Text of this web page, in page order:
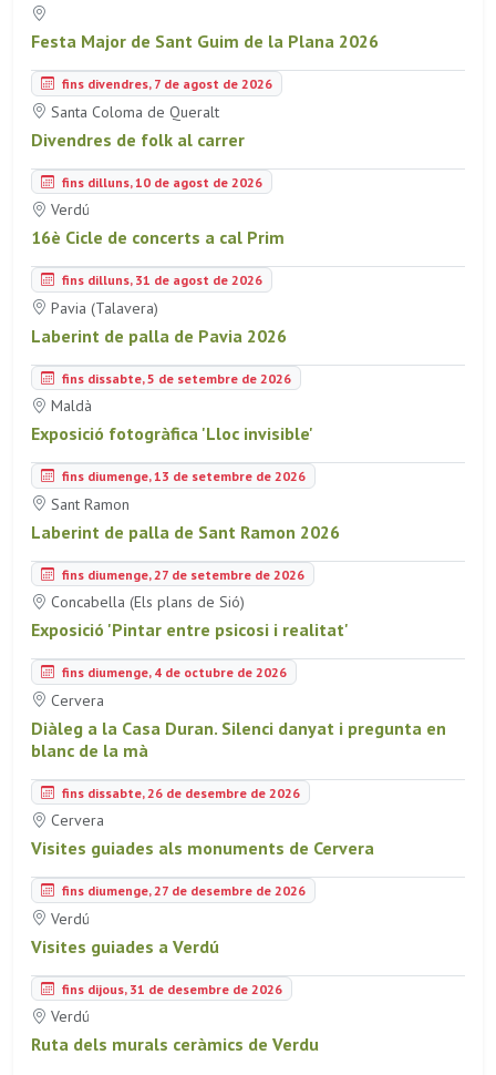
Festa Major de Sant Guim de la Plana 2026
fins divendres, 7 de agost de 2026
Santa Coloma de Queralt
Divendres de folk al carrer
fins dilluns, 10 de agost de 2026
Verdú
16è Cicle de concerts a cal Prim
fins dilluns, 31 de agost de 2026
Pavia (Talavera)
Laberint de palla de Pavia 2026
fins dissabte, 5 de setembre de 2026
Maldà
Exposició fotogràfica 'Lloc invisible'
fins diumenge, 13 de setembre de 2026
Sant Ramon
Laberint de palla de Sant Ramon 2026
fins diumenge, 27 de setembre de 2026
Concabella (Els plans de Sió)
Exposició 'Pintar entre psicosi i realitat'
fins diumenge, 4 de octubre de 2026
Cervera
Diàleg a la Casa Duran. Silenci danyat i pregunta en
blanc de la mà
fins dissabte, 26 de desembre de 2026
Cervera
Visites guiades als monuments de Cervera
fins diumenge, 27 de desembre de 2026
Verdú
Visites guiades a Verdú
fins dijous, 31 de desembre de 2026
Verdú
Ruta dels murals ceràmics de Verdu